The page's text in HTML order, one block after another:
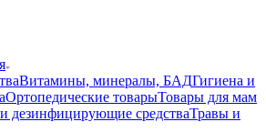
Витамины, минералы, БАДГигиена и
Ортопедические товарыТовары для мам
дезинфицирующие средстваТравы и